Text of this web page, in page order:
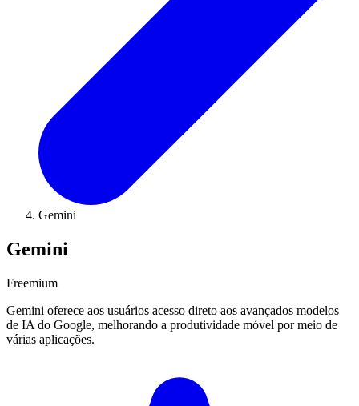
Gemini
Gemini
Freemium
Gemini oferece aos usuários acesso direto aos avançados modelos
de IA do Google, melhorando a produtividade móvel por meio de
várias aplicações.